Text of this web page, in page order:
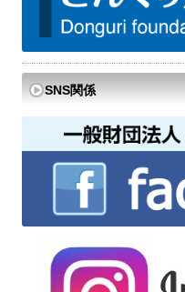
SNS関係